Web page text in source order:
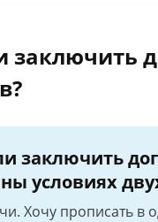
заключить
условиях
Хочу прописать в